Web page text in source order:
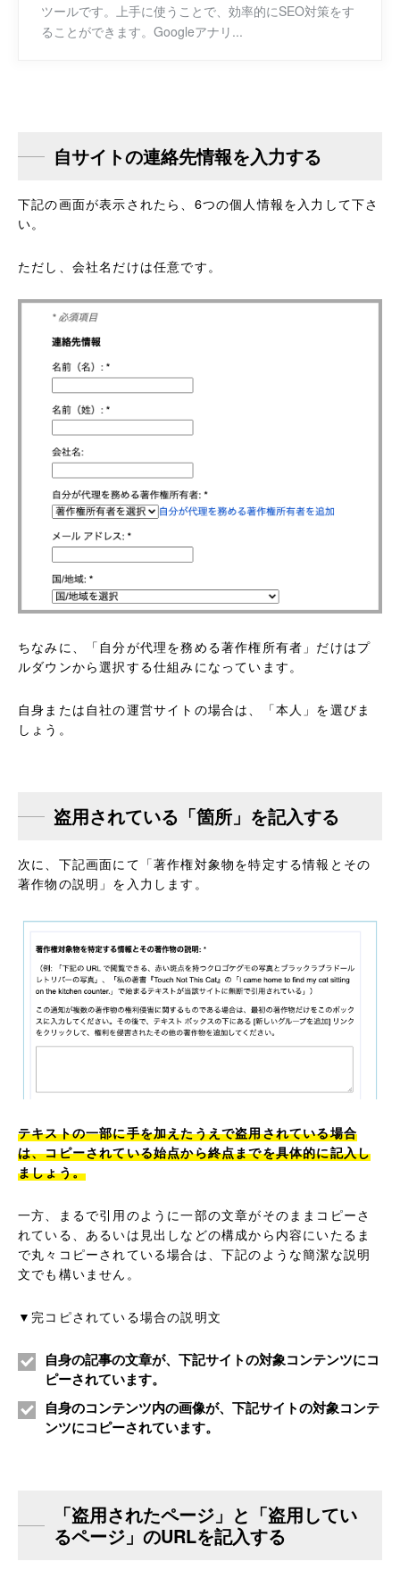
ツールです。上手に使うことで、効率的にSEO対策をす
ることができます。Googleアナリ...
自サイトの連絡先情報を入力する
下記の画面が表示されたら、6つの個人情報を入力して下さ
い。
ただし、会社名だけは任意です。
ちなみに、「自分が代理を務める著作権所有者」だけはプ
ルダウンから選択する仕組みになっています。
自身または自社の運営サイトの場合は、「本人」を選びま
しょう。
盗用されている「箇所」を記入する
次に、下記画面にて「著作権対象物を特定する情報とその
著作物の説明」を入力します。
テキストの一部に手を加えたうえで盗用されている場合
は、コピーされている始点から終点までを具体的に記入し
ましょう。
一方、まるで引用のように一部の文章がそのままコピーさ
れている、あるいは見出しなどの構成から内容にいたるま
で丸々コピーされている場合は、下記のような簡潔な説明
文でも構いません。
▼完コピされている場合の説明文
自身の記事の文章が、下記サイトの対象コンテンツにコ
ピーされています。
自身のコンテンツ内の画像が、下記サイトの対象コンテ
ンツにコピーされています。
「盗用されたページ」と「盗用してい
るページ」のURLを記入する